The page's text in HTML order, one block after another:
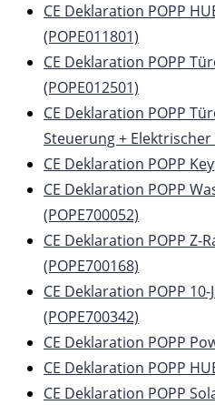
CE Deklaration POPP
(POPE011801)
CE Deklaration POPP
(POPE012501)
CE Deklaration POPP
Steuerung +
CE Deklaration POPP
CE Deklaration POPP
(POPE700052)
CE Deklaration POPP Z-
(POPE700168)
CE Deklaration POPP
(POPE700342)
CE Deklaration POPP
CE Deklaration POPP
CE Deklaration POPP